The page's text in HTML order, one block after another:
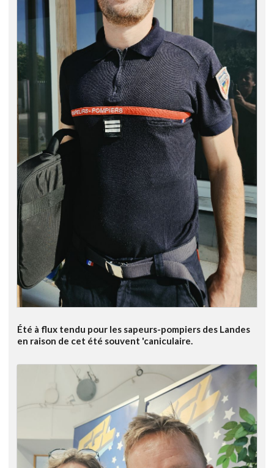
Été à flux tendu pour les sapeurs-pompiers des Landes
en raison de cet été souvent 'caniculaire.